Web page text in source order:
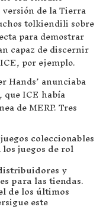
versión de la Tierra
tolkiendili sobre
para demostrar
capaz de discernir
por ejemplo.
Hands’ anunciaba
que ICE había
de MERP. Tres
coleccionables
juegos de rol
y
para las tiendas.
de los últimos
este